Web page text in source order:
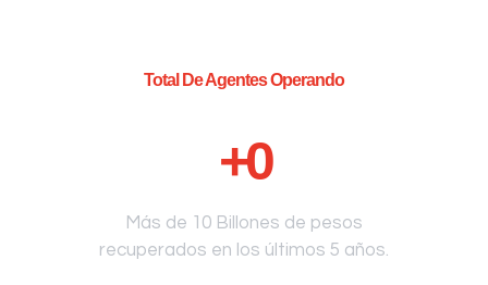
Total De Agentes Operando
+0
Más de 10 Billones de pesos
recuperados en los últimos 5 años.